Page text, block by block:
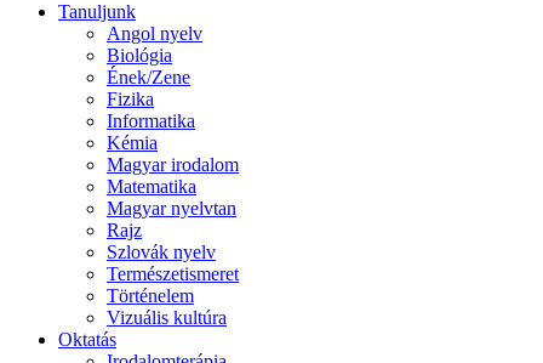
Tanuljunk
Angol nyelv
Biológia
Ének/Zene
Fizika
Informatika
Kémia
Magyar irodalom
Matematika
Magyar nyelvtan
Rajz
Szlovák nyelv
Természetismeret
Történelem
Vizuális kultúra
Oktatás